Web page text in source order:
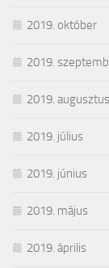
2019. október
2019.
2019. augusztus
2019. július
2019. június
2019. május
2019. április